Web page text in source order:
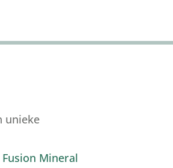
unieke
Fusion Mineral